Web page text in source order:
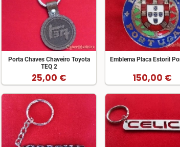
Porta Chaves Chaveiro Toyota
TEQ 2
25,00 €
Emblema Placa Estoril
150,00 €